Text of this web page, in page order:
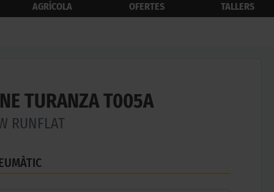
AGRÍCOLA OFERTES TALLERS
TURANZA T005A
RUNFLAT